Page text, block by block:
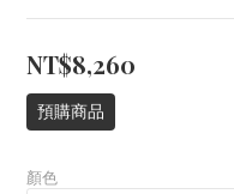
NT$8,260
預購商品
顏色